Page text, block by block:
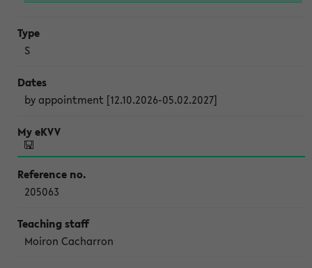
S
by appointment [12.10.2026-05.02.2027]
205063
Moiron Cacharron